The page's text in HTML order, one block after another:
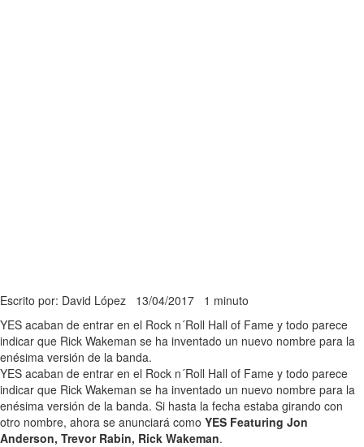
Escrito por: David López 13/04/2017 1 minuto
YES acaban de entrar en el Rock n´Roll Hall of Fame y todo parece
indicar que Rick Wakeman se ha inventado un nuevo nombre para la
enésima versión de la banda.
YES acaban de entrar en el Rock n´Roll Hall of Fame y todo parece
indicar que Rick Wakeman se ha inventado un nuevo nombre para la
enésima versión de la banda. Si hasta la fecha estaba girando con
otro nombre, ahora se anunciará como YES Featuring Jon
Anderson, Trevor Rabin, Rick Wakeman.